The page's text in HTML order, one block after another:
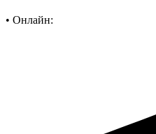
• Онлайн: